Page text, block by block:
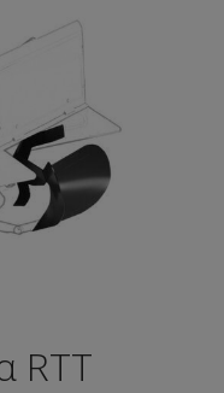
RTT